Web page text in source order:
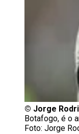
© Jorge
Botafogo, é o
Foto: Jorge